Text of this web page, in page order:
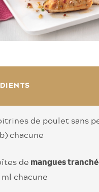
de poulet sans
chacune
de mangues
chacune